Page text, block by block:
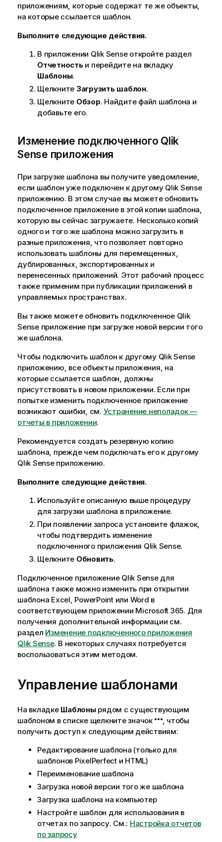
приложениям, которые содержат те же объекты,
на которые ссылается шаблон.
Выполните следующие действия.
В приложении Qlik Senseоткройте раздел
Отчетностьи перейдите на вкладку
Шаблоны.
Щелкните Загрузить шаблон.
Щелкните Обзор. Найдите файл шаблона и
добавьте его.
Изменение подключенного Qlik
Sense приложения
При загрузке шаблона вы получите уведомление,
если шаблон уже подключен к другому Qlik Sense
приложению. В этом случае вы можете обновить
подключенное приложение в этой копии шаблона,
которую вы сейчас загружаете. Несколько копий
одного и того же шаблона можно загрузить в
разные приложения, что позволяет повторно
использовать шаблоны для перемещенных,
дублированных, экспортированных и
перенесенных приложений. Этот рабочий процесс
также применим при публикации приложений в
управляемых пространствах.
Вы также можете обновить подключенное Qlik
Senseприложение при загрузке новой версии того
же шаблона.
Чтобы подключить шаблон к другому Qlik Sense
приложению, все объекты приложения, на
которые ссылается шаблон, должны
присутствовать в новом приложении. Если при
попытке изменить подключенное приложение
возникают ошибки, см. Устранение неполадок —
отчеты в приложении.
Рекомендуется создать резервную копию
шаблона, прежде чем подключать его к другому
Qlik Senseприложению.
Выполните следующие действия.
Используйте описанную выше процедуру
для загрузки шаблона в приложение.
При появлении запроса установите флажок,
чтобы подтвердить изменение
подключенного приложения Qlik Sense.
Щелкните Обновить.
Подключенное приложение Qlik Senseдля
шаблона также можно изменить при открытии
шаблона Excel, PowerPointили Word в
соответствующем приложении Microsoft 365. Для
получения дополнительной информации см.
раздел Изменение подключенного приложения
Qlik Sense. В некоторых случаях потребуется
воспользоваться этим методом.
Управление шаблонами
На вкладке Шаблонырядом с существующим
шаблоном в списке щелкните значок
, чтобы
получить доступ к следующим действиям:
Редактирование шаблона (только для
шаблонов PixelPerfectи HTML)
Переименование шаблона
Загрузка новой версии того же шаблона
Загрузка шаблона на компьютер
Настройте шаблон для использования в
отчетах по запросу. См.: Настройка отчетов
по запросу